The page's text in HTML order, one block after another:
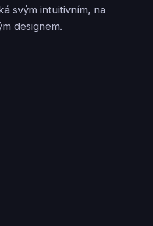
svým intuitivním, na
designem.